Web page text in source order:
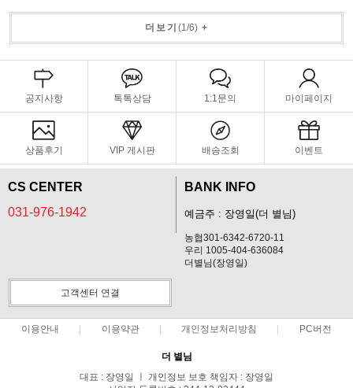
더보기 (1/6)+
공지사항 톡톡상담 1:1문의 마이페이지
상품후기 VIP 게시판 배송조회 이벤트
CS CENTER
031-976-1942
BANK INFO
예금주 : 장영일(더 별님)
농협301-6342-6720-11
우리 1005-404-636084
더별님(장영일)
고객센터 연결
이용안내 이용약관 개인정보처리방침 PC버전
더 별님
대표 : 장영일 ㅣ 개인정보 보호 책임자 : 장영일